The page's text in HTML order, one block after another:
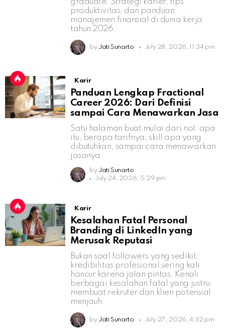
graduate: Strategi karier, tips
produktivitas, dan panduan
manajemen finansial di dunia kerja
tahun 2026.
by Jati Sunarto July 28, 2026, 11:34 pm
Karir
Panduan Lengkap Fractional
Career 2026: Dari Definisi
sampai Cara Menawarkan Jasa
Satu halaman buat mulai dari nol: apa
itu, berapa tarifnya, skill apa yang
dibutuhkan, sampai cara menawarkan
jasanya.
by Jati Sunarto
July 24, 2026, 5:29 pm
Karir
Kesalahan Fatal Personal
Branding di LinkedIn yang
Merusak Reputasi
Bukan soal followers yang sedikit,
kredibilitas profesional sering kali
hancur karena jalan pintas. Kenali
berbagai kesalahan fatal yang justru
membuat rekruter dan klien potensial
menjauh.
by Jati Sunarto July 27, 2026, 4:32 pm